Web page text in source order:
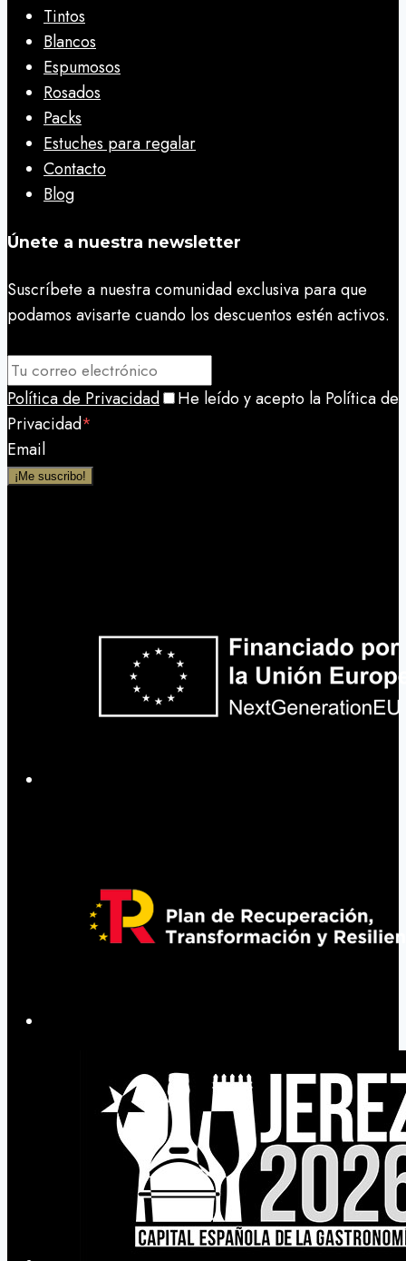
Tintos
Blancos
Espumosos
Rosados
Packs
Estuches para regalar
Contacto
Blog
Únete a nuestra newsletter
Suscríbete a nuestra comunidad exclusiva para que
podamos avisarte cuando los descuentos estén activos.
Política de Privacidad
He leído y acepto la Política de
Privacidad*
Email
¡Me suscribo!